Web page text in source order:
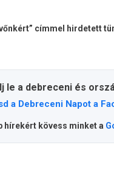
címmel hirdetett
le a debreceni és
a Debreceni Napot a
hírekért kövess minket a